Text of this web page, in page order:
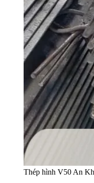
Thép hình V50 An